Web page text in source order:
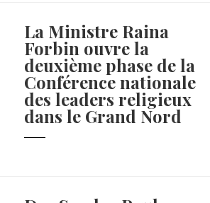
La Ministre Raina
Forbin ouvre la
deuxième phase de la
Conférence nationale
des leaders religieux
dans le Grand Nord